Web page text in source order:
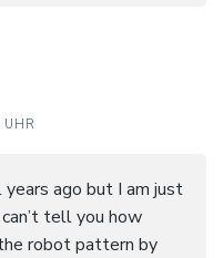
ago but I am just
tell you how
robot pattern by